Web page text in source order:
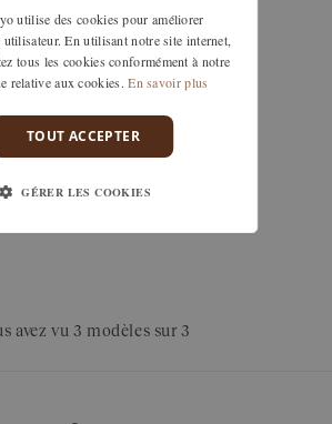
avez vu 3 modèles sur 3
utilise des cookies pour améliorer
utilisateur. En utilisant notre site internet,
tous les cookies conformément à notre
relative aux cookies. En savoir plus
TOUT ACCEPTER
GÉRER LES COOKIES